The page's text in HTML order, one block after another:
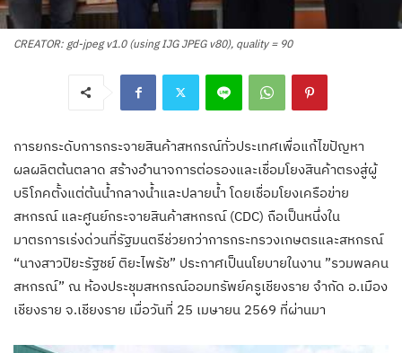
CREATOR: gd-jpeg v1.0 (using IJG JPEG v80), quality = 90
การยกระดับการกระจายสินค้าสหกรณ์ทั่วประเทศเพื่อแก้ไขปัญหา
ผลผลิตต้นตลาด สร้างอำนาจการต่อรองและเชื่อมโยงสินค้าตรงสู่ผู้
บริโภคตั้งแต่ต้นน้ำกลางน้ำและปลายน้ำ โดยเชื่อมโยงเครือข่าย
สหกรณ์ และศูนย์กระจายสินค้าสหกรณ์ (CDC) ถือเป็นหนึ่งใน
มาตรการเร่งด่วนที่รัฐมนตรีช่วยกว่าการกระทรวงเกษตรและสหกรณ์
“นางสาวปิยะรัฐชย์ ติยะไพรัช” ประกาศเป็นนโยบายในงาน ”รวมพลคน
สหกรณ์” ณ ห้องประชุมสหกรณ์ออมทรัพย์ครูเชียงราย จำกัด อ.เมือง
เชียงราย จ.เชียงราย เมื่อวันที่ 25 เมษายน 2569 ที่ผ่านมา